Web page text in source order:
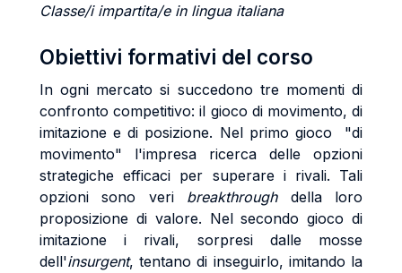
Classe/i impartita/e in lingua italiana
Obiettivi formativi del corso
In ogni mercato si succedono tre momenti di
confronto competitivo: il gioco di movimento, di
imitazione e di posizione. Nel primo gioco "di
movimento" l'impresa ricerca delle opzioni
strategiche efficaci per superare i rivali. Tali
opzioni sono veri breakthroughdella loro
proposizione di valore. Nel secondo gioco di
imitazione i rivali, sorpresi dalle mosse
dell'insurgent, tentano di inseguirlo, imitando la